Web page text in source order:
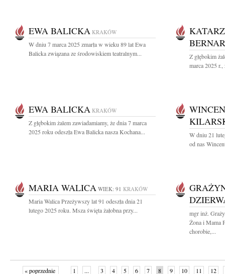
EWA BALICKA KRAKÓW
W dniu 7 marca 2025 zmarła w wieku 89 lat Ewa
Balicka związana ze środowiskiem teatralnym...
Z głębokim
marca 2025
EWA BALICKA KRAKÓW
Z głębokim żalem zawiadamiamy, że dnia 7 marca
2025 roku odeszła Ewa Balicka nasza Kochana...
W dniu 21
od nas
MARIA WALICA WIEK: 91 KRAKÓW
Maria Walica Przeżywszy lat 91 odeszła dnia 21
lutego 2025 roku. Msza święta żałobna przy...
mgr inż.
Żona i Mama
chorobie,...
« poprzednie 1 ... 3 4 5 6 7 8 9 10 11 12